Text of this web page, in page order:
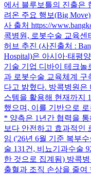
에서 블루보틀의 진출은
려온 주요 행보(Big
사 출처 https://
콕병원, 로봇수술 교육
허브 추진 (사진출처 :
Hospital)은 아시아·태평
기술 기업 디바이 테크놀
과 로봇수술 교육체계 구
다고 밝혔다. 방콕병원은
스템을 활용해 현재까지
했으며, 이를 기반으로
* 양측은 1년간 협력을
보다 안전하고 효과적인
임 ('26년 6월 기준 복부
술 131건, 비뇨기과수술
한 것으로 집계됨) 방콕
출혈과 조직 손상을 줄여